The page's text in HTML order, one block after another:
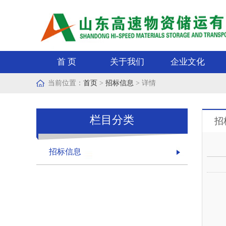
首 页 关于我们 企业文化
当前位置： 首页 > 招标信息 > 详情
栏目分类
招标信息
招